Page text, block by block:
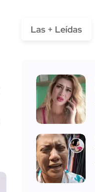
Las + Leídas